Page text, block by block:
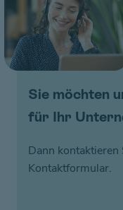
Sie möchten
für Ihr
Dann kontaktieren
Kontaktformular.